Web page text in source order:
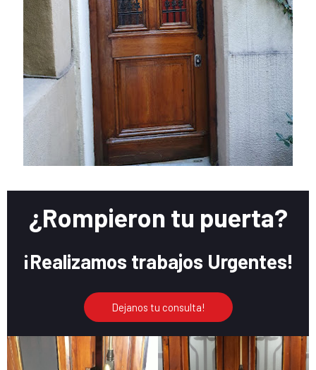
¿Rompieron tu puerta?
¡Realizamos trabajos Urgentes!
Dejanos tu consulta!